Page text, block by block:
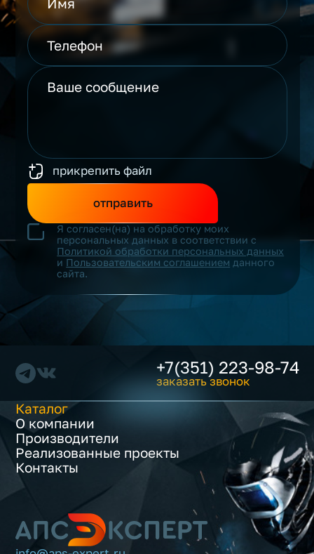
прикрепить файл
отправить
Я согласен(на) на обработку моих
персональных данных в соответствии с
Политикой обработки персональных данных
и Пользовательским соглашением данного
сайта.
+7(351) 223-98-74
заказать звонок
Каталог
О компании
Производители
Реализованные проекты
Контакты